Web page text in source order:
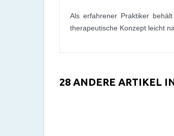
Als erfahrener Praktiker
therapeutische Konzept leicht
28 ANDERE ARTIKEL